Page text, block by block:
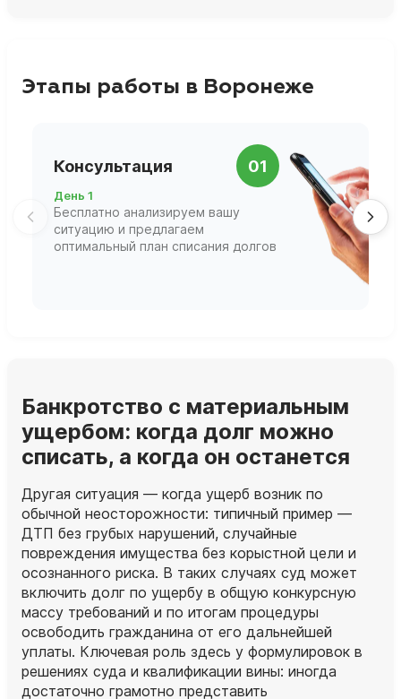
Этапы работы в Воронеже
Консультация 01
День 1
Бесплатно анализируем вашу
ситуацию и предлагаем
оптимальный план списания долгов
Банкротство с материальным
ущербом: когда долг можно
списать, а когда он останется
Другая ситуация — когда ущерб возник по
обычной неосторожности: типичный пример —
ДТП без грубых нарушений, случайные
повреждения имущества без корыстной цели и
осознанного риска. В таких случаях суд может
включить долг по ущербу в общую конкурсную
массу требований и по итогам процедуры
освободить гражданина от его дальнейшей
уплаты. Ключевая роль здесь у формулировок в
решениях суда и квалификации вины: иногда
достаточно грамотно представить